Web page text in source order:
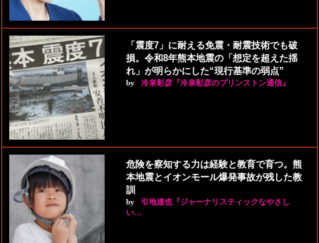
「震度7」に耐える免震・耐震技術でも破
損。令和8年熊本地震の「想定を超えた揺
れ」が明らかにした“現行基準の弱点”
by 冷泉彰彦『冷泉彰彦のプリンストン通信』
危険を察知する力は経験と教育で育つ。熊
本地震とイオンモール爆発事故が残した教
訓
by
引地達也『ジャーナリスティックなやさし
い…